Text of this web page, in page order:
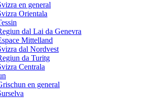
en general
Orientala
dal Lai da Genevra
Mittelland
dal Nordvest
da Turitg
Centrala
en general